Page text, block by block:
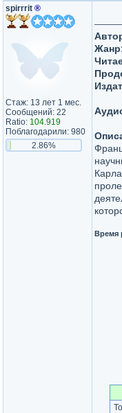
spirrrit ®
Стаж: 13 лет 1 мес.
Сообщений: 22
Ratio: 104.919
Поблагодарили: 980
2.86%
Время